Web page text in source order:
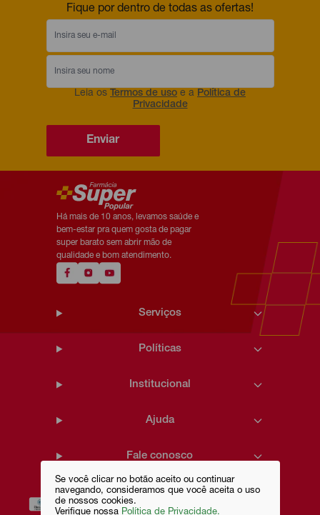
Se você clicar no botão aceito ou continuar
navegando, consideramos que você aceita o uso
de nossos cookies.
Verifique nossa Política de Privacidade.
Fique por dentro de todas as ofertas!
Leia os Termos de uso e a Política de
Privacidade
Enviar
Há mais de 10 anos, levamos saúde e
bem-estar pra quem gosta de pagar
super barato sem abrir mão de
qualidade e bom atendimento.
Serviços
Políticas
Institucional
Ajuda
Fale conosco